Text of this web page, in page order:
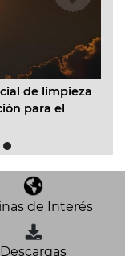
El Ayuntamiento
Infantil Municipal
de Interés
Descargas